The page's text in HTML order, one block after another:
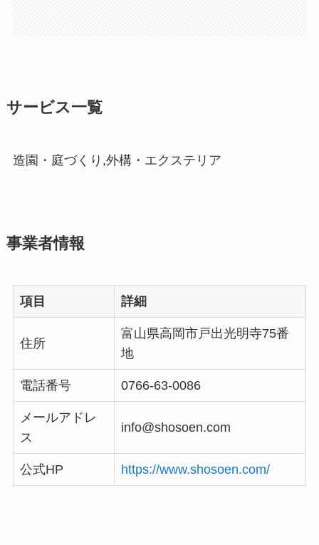
サービス一覧
造園・庭づくり,外構・エクステリア
事業者情報
項目 詳細
住所
富山県高岡市戸出光明寺75番
地
電話番号 0766-63-0086
メールアドレ
ス
info@shosoen.com
公式HP https://www.shosoen.com/